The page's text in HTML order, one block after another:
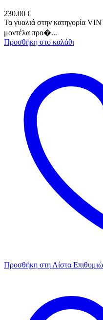
230.00 €
Τα γυαλιά στην κατηγορία
μοντέλα προ�...
Προσθήκη στο καλάθι
Προσθήκη στη Λίστα